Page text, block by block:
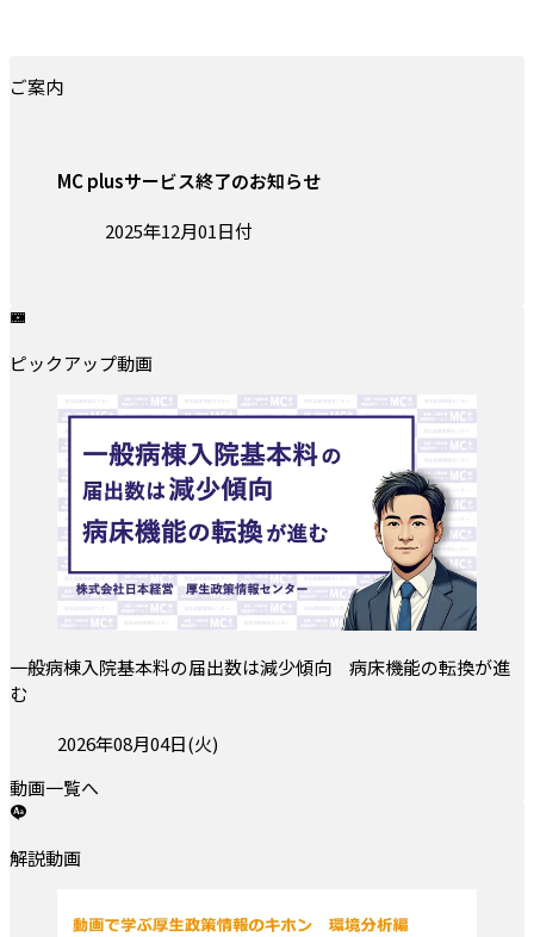
ご案内
MC plusサービス終了のお知らせ
投稿日:2025年12月01日付
ピックアップ動画
一般病棟入院基本料の届出数は減少傾向 病床機能の転換が進
む
投稿日:2026年08月04日(火)
動画一覧へ
解説動画